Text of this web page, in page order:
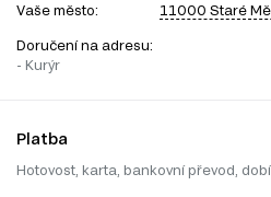
Vaše město: 11000 Staré
Doručení na adresu:
- Kurýr
Platba
Hotovost, karta, bankovní převod,